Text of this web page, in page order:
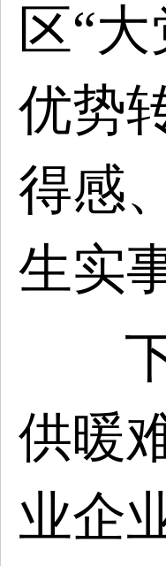
区“
优势
得感
生实
供暖
业企